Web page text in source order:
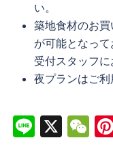
い。
築地食材のお
が可能となって
受付スタッフに
夜プランはご利
Line
X